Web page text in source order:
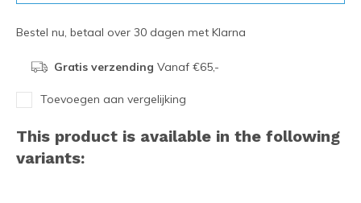
Bestel nu, betaal over 30 dagen met Klarna
Gratis verzending Vanaf €65,-
Toevoegen aan vergelijking
This product is available in the following
variants: